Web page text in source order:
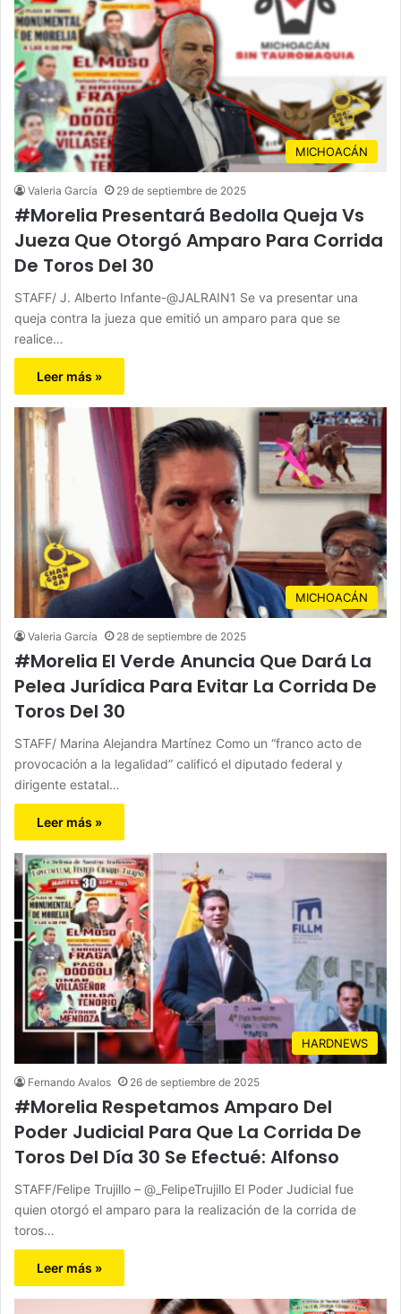
MICHOACÁN
Valeria García 29 de septiembre de 2025
#Morelia Presentará Bedolla Queja Vs
Jueza Que Otorgó Amparo Para Corrida
De Toros Del 30
STAFF/ J. Alberto Infante-@JALRAIN1 Se va presentar una
queja contra la jueza que emitió un amparo para que se
realice…
Leer más »
MICHOACÁN
Valeria García 28 de septiembre de 2025
#Morelia El Verde Anuncia Que Dará La
Pelea Jurídica Para Evitar La Corrida De
Toros Del 30
STAFF/ Marina Alejandra Martínez Como un “franco acto de
provocación a la legalidad” calificó el diputado federal y
dirigente estatal…
Leer más »
HARDNEWS
Fernando Avalos 26 de septiembre de 2025
#Morelia Respetamos Amparo Del
Poder Judicial Para Que La Corrida De
Toros Del Día 30 Se Efectué: Alfonso
STAFF/Felipe Trujillo – @_FelipeTrujillo El Poder Judicial fue
quien otorgó el amparo para la realización de la corrida de
toros…
Leer más »